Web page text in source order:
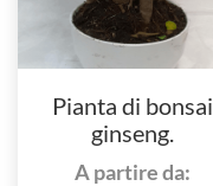
Pianta di bonsai
ginseng.
A partire da: